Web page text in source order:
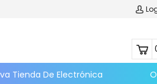
Tienda De Electrónica